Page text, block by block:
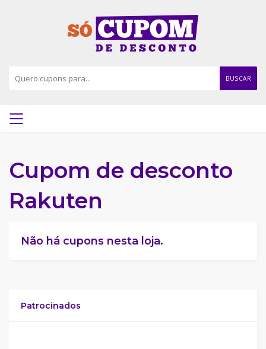
BUSCAR
Cupom de desconto
Rakuten
Não há cupons nesta loja.
Patrocinados